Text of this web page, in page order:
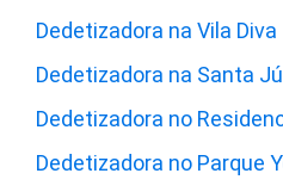
Dedetizadora na Vila Diva
Dedetizadora na Santa
Dedetizadora no
Dedetizadora no Parque